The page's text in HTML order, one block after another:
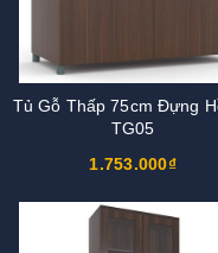
Tủ Gỗ Thấp 75cm Đựng
TG05
1.753.000₫